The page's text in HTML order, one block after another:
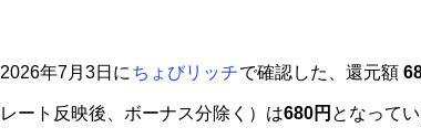
2026年7月3日に ちょびリッチで確認した、還元額
レート反映後、ボーナス分除く）は680円 となってい